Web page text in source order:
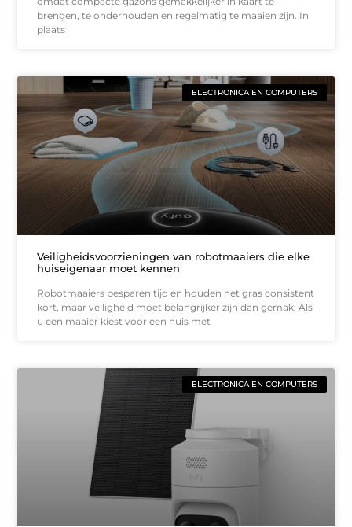
brengen, te onderhouden en regelmatig te maaien zijn. In
plaats
ELECTRONICA EN COMPUTERS
Veiligheidsvoorzieningen van robotmaaiers die elke
huiseigenaar moet kennen
Robotmaaiers besparen tijd en houden het gras consistent
kort, maar veiligheid moet belangrijker zijn dan gemak. Als
u een maaier kiest voor een huis met
ELECTRONICA EN COMPUTERS